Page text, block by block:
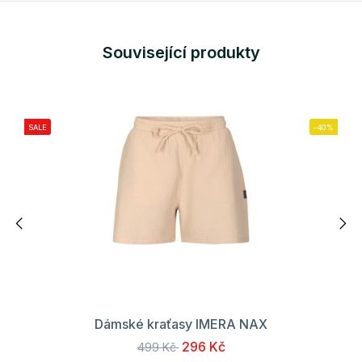
Související produkty
SALE -40%
Dámské kraťasy IMERA NAX
499 Kč 296 Kč